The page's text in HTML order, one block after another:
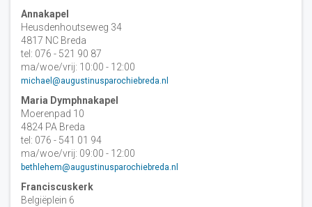
Annakapel
Heusdenhoutseweg 34
4817 NC Breda
tel: 076 - 521 90 87
ma/woe/vrij: 10:00 - 12:00
michael@augustinusparochiebreda.nl
Maria Dymphnakapel
Moerenpad 10
4824 PA Breda
tel: 076 - 541 01 94
ma/woe/vrij: 09:00 - 12:00
bethlehem@augustinusparochiebreda.nl
Franciscuskerk
Belgiëplein 6